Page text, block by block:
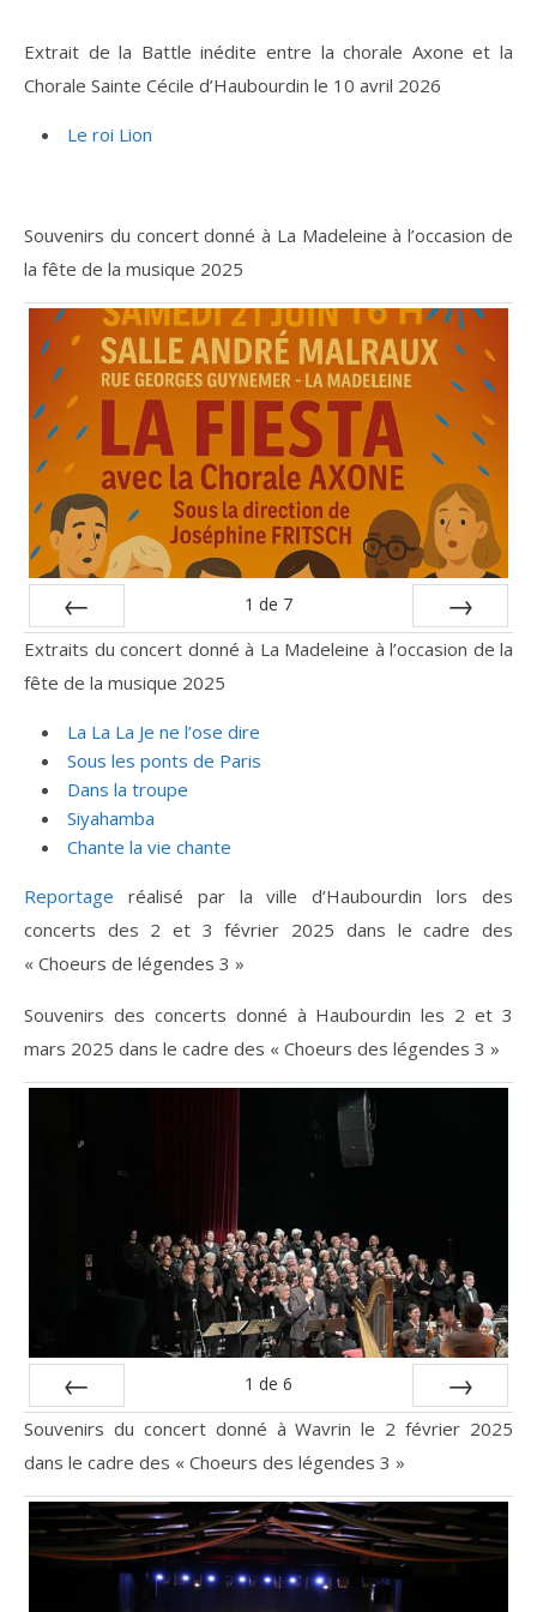
Extrait de la Battle inédite entre la chorale Axone et la
Chorale Sainte Cécile d’Haubourdin le 10 avril 2026
Le roi Lion
Souvenirs du concert donné à La Madeleine à l’occasion de
la fête de la musique 2025
Préc
1 de 7
Suiv.
Extraits du concert donné à La Madeleine à l’occasion de la
fête de la musique 2025
La La La Je ne l’ose dire
Sous les ponts de Paris
Dans la troupe
Siyahamba
Chante la vie chante
Reportage réalisé par la ville d’Haubourdin lors des
concerts des 2 et 3 février 2025 dans le cadre des
« Choeurs de légendes 3 »
Souvenirs des concerts donné à Haubourdin les 2 et 3
mars 2025 dans le cadre des « Choeurs des légendes 3 »
Préc
1 de 6
Suiv.
Souvenirs du concert donné à Wavrin le 2 février 2025
dans le cadre des « Choeurs des légendes 3 »